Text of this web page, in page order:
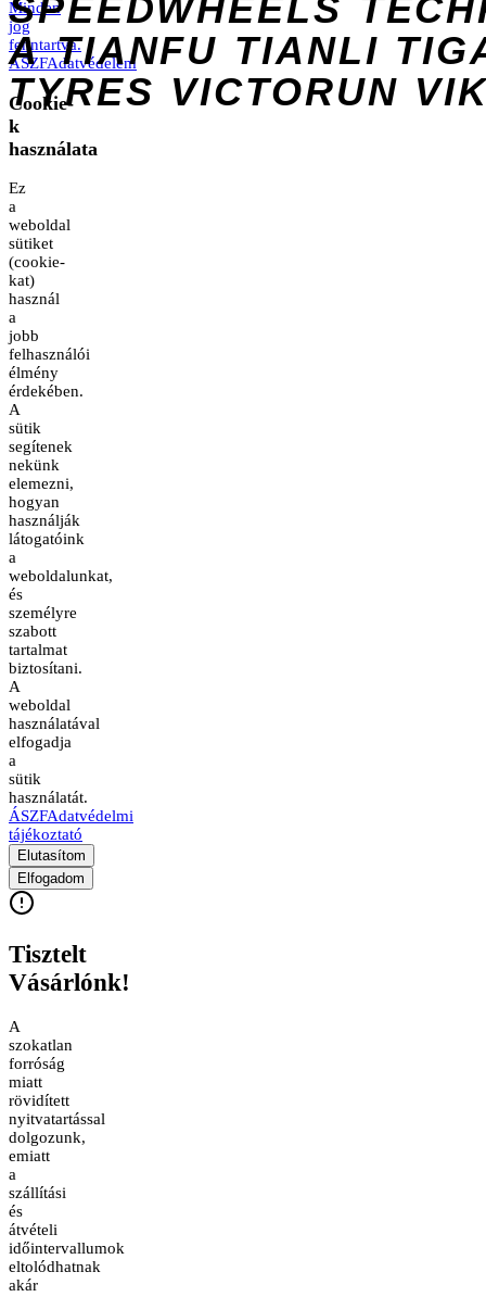
SPEEDWHEELS
A TIANFU TIANLI
TYRES VICTORUN
Minden
jog
fenntartva.
ÁSZFAdatvédelem
Cookie-
k
használata
Ez
a
weboldal
sütiket
(cookie-
kat)
használ
a
jobb
felhasználói
élmény
érdekében.
A
sütik
segítenek
nekünk
elemezni,
hogyan
használják
látogatóink
a
weboldalunkat,
és
személyre
szabott
tartalmat
biztosítani.
A
weboldal
használatával
elfogadja
a
sütik
használatát.
ÁSZFAdatvédelmi
tájékoztató
Elutasítom
Elfogadom
Tisztelt
Vásárlónk!
A
szokatlan
forróság
miatt
rövidített
nyitvatartással
dolgozunk,
emiatt
a
szállítási
és
átvételi
időintervallumok
eltolódhatnak
akár